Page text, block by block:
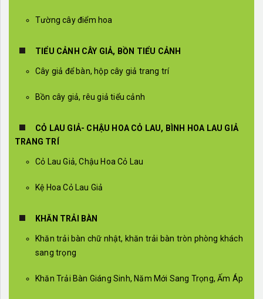
Tường cây điểm hoa
TIỂU CẢNH CÂY GIẢ, BỒN TIỂU CẢNH
Cây giả để bàn, hộp cây giả trang trí
Bồn cây giả, rêu giả tiểu cảnh
CỎ LAU GIẢ- CHẬU HOA CỎ LAU, BÌNH HOA LAU GIẢ
TRANG TRÍ
Cỏ Lau Giả, Chậu Hoa Cỏ Lau
Kệ Hoa Cỏ Lau Giả
KHĂN TRẢI BÀN
Khăn trải bàn chữ nhật, khăn trải bàn tròn phòng khách
sang trọng
Khăn Trải Bàn Giáng Sinh, Năm Mới Sang Trọng, Ấm Áp